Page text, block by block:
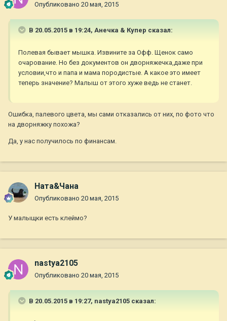
Опубликовано 20 мая, 2015
В 20.05.2015 в 19:24, Анечка & Купер сказал:
Полевая бывает мышка. Извините за Офф. Щенок само
очарование. Но без документов он дворняжечка,даже при
условии,что и папа и мама породистые. А какое это имеет
теперь значение? Малыш от этого хуже ведь не станет.
Ошибка, палевого цвета, мы сами отказались от них, по фото что
на дворняжку похожа?
Да, у нас получилось по финансам.
Ната&Чана
Опубликовано 20 мая, 2015
У малыщки есть клеймо?
nastya2105
Опубликовано 20 мая, 2015
В 20.05.2015 в 19:27, nastya2105 сказал: